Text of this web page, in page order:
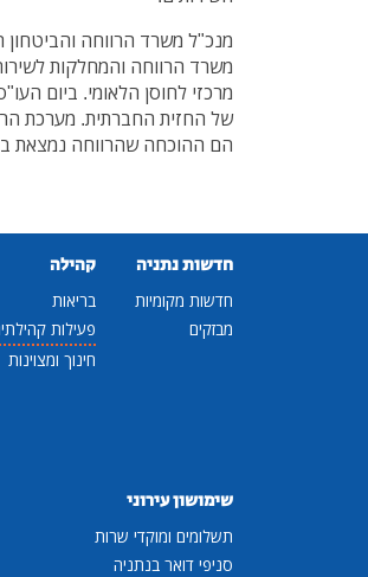
משרד הרווחה והמחלקות
מרכזי לחוסן הלאומי. ביום
של החזית החברתית. מערכת
הם ההוכחה שהרווחה נמצאת
חדשות נתניה
חדשות מקומיות
מבזקים
קהילה
בריאות
פעילות
חינוך ומצוינות
שימושון עירוני
תשלומים ומוקדי שרות
סניפי דואר בנתניה